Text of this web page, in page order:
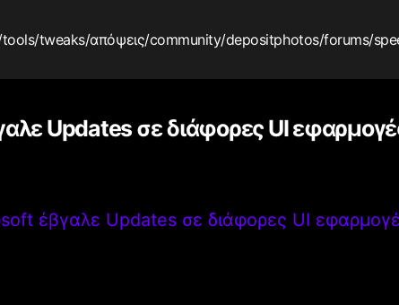
/tweaks/απόψεις/community/depositphotos/forums/
Updates σε διάφορες UI
έβγαλε Updates σε διάφορες UI